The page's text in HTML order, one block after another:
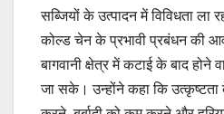
सब्जियों के उत्पादन में विविधता ला
कोल्ड चेन के प्रभावी प्रबंधन की
बागवानी क्षेत्र में कटाई के बाद
जा सके। उन्होंने कहा कि उत्कृष्टता